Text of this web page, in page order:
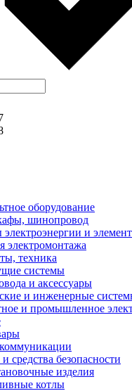
оборудование
шинопровод
электроэнергии и
электромонтажа
техника
системы
и аксессуары
и инженерные
и промышленное
средства безопасности
изделия
котлы